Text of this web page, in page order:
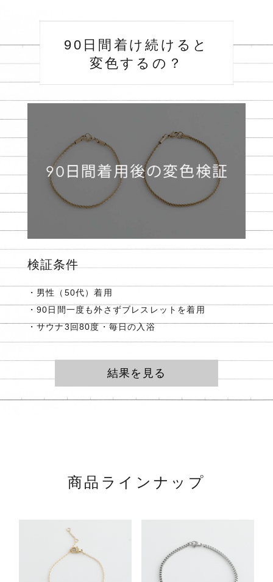
90日間着け続けると
変色するの？
検証条件
・男性（50代）着用
・90日間一度も外さずブレスレットを着用
・サウナ3回80度・毎日の入浴
結果を見る
商品ラインナップ